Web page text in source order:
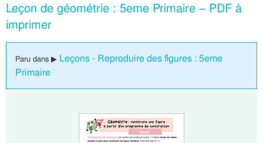
Leçon de géométrie : 5eme Primaire – PDF à
imprimer
Paru dans ▶ Leçons - Reproduire des figures : 5eme
Primaire